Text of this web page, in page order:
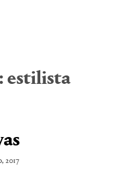
estilista
2017